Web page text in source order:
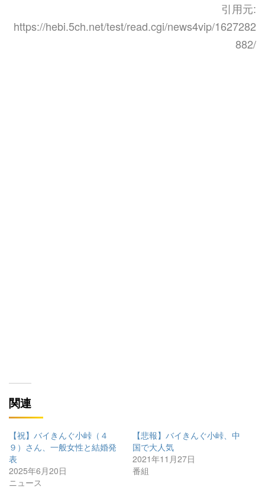
引用元:
https://hebi.5ch.net/test/read.cgi/news4vip/1627282
882/
関連
【祝】バイきんぐ小峠（４
９）さん、一般女性と結婚発
表
2025年6月20日
ニュース
【悲報】バイきんぐ小峠、中
国で大人気
2021年11月27日
番組